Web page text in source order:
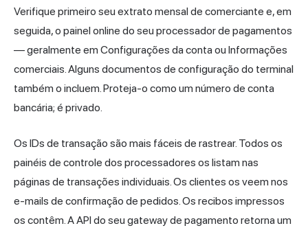
Verifique primeiro seu extrato mensal de comerciante e, em
seguida, o painel online do seu processador de pagamentos
— geralmente em Configurações da conta ou Informações
comerciais. Alguns documentos de configuração do terminal
também o incluem. Proteja-o como um número de conta
bancária; é privado.
Os IDs de transação são mais fáceis de rastrear. Todos os
painéis de controle dos processadores os listam nas
páginas de transações individuais. Os clientes os veem nos
e-mails de confirmação de pedidos. Os recibos impressos
os contêm. A API do seu gateway de pagamento retorna um